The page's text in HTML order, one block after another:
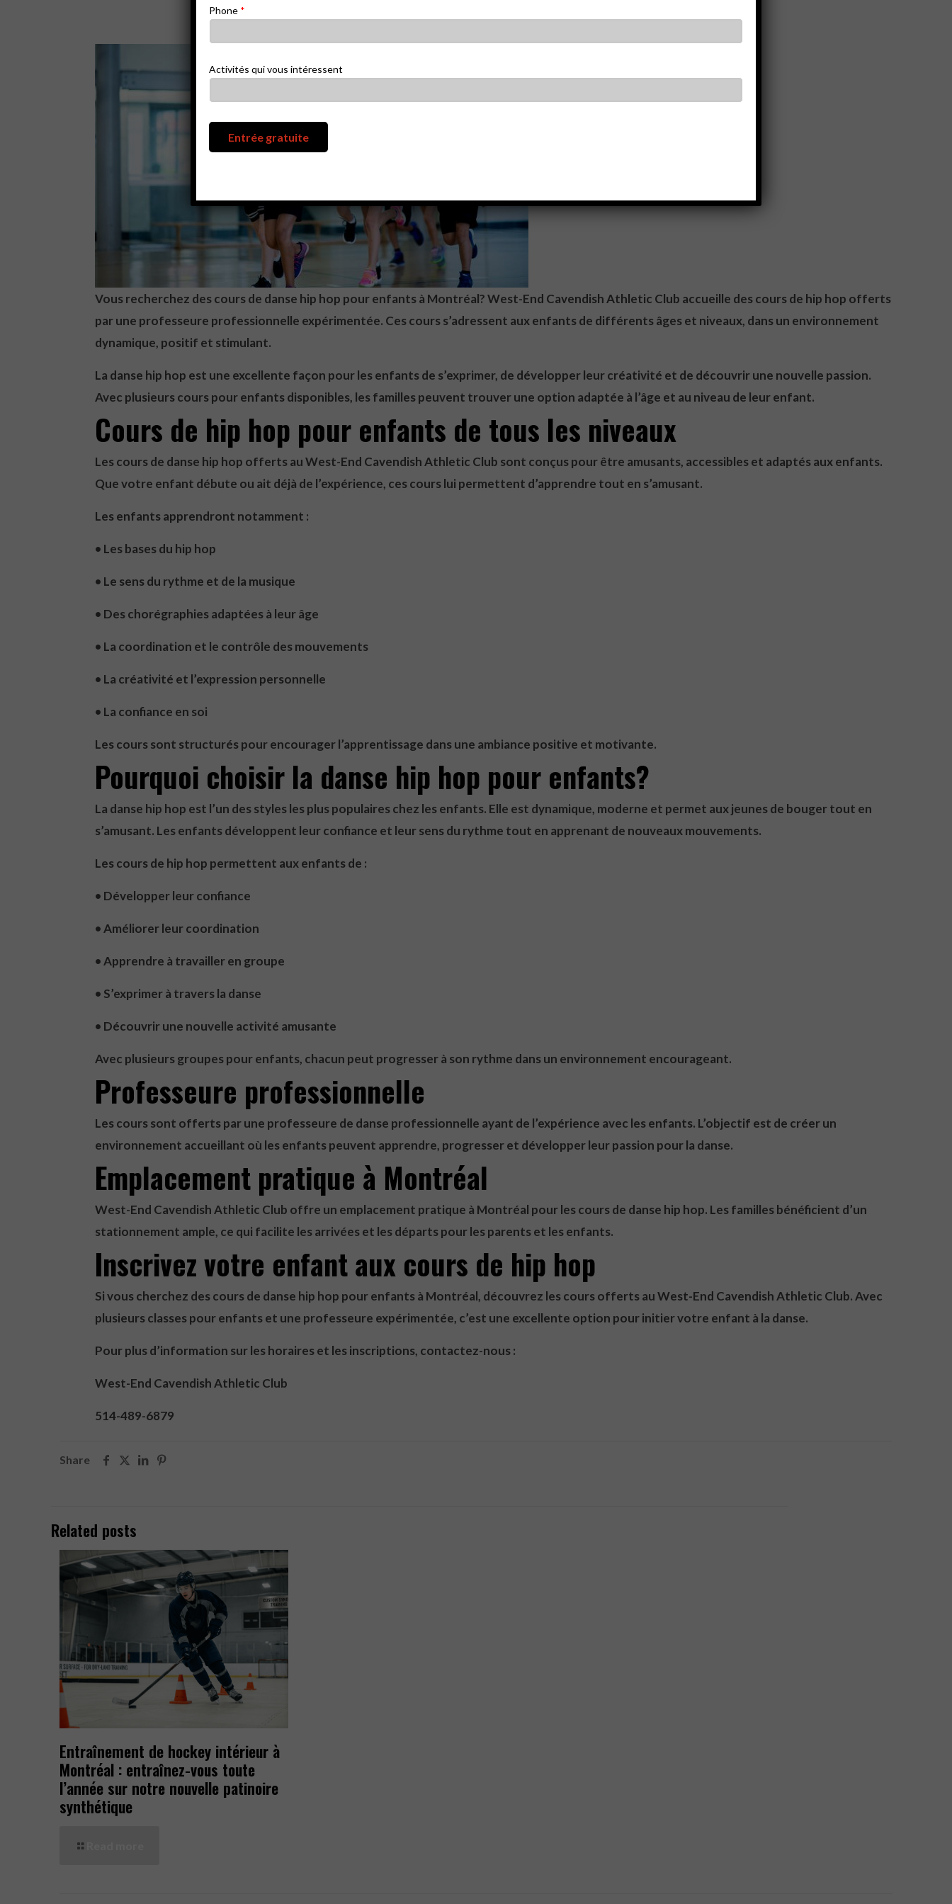
Vous recherchez des cours de danse hip hop pour enfants à Montréal? West-End Cavendish Athletic Club accueille des cours de hip hop offerts
par une professeure professionnelle expérimentée. Ces cours s’adressent aux enfants de différents âges et niveaux, dans un environnement
dynamique, positif et stimulant.
La danse hip hop est une excellente façon pour les enfants de s’exprimer, de développer leur créativité et de découvrir une nouvelle passion.
Avec plusieurs cours pour enfants disponibles, les familles peuvent trouver une option adaptée à l’âge et au niveau de leur enfant.
Cours de hip hop pour enfants de tous les niveaux
Les cours de danse hip hop offerts au West-End Cavendish Athletic Club sont conçus pour être amusants, accessibles et adaptés aux enfants.
Que votre enfant débute ou ait déjà de l’expérience, ces cours lui permettent d’apprendre tout en s’amusant.
Les enfants apprendront notamment :
• Les bases du hip hop
• Le sens du rythme et de la musique
• Des chorégraphies adaptées à leur âge
• La coordination et le contrôle des mouvements
• La créativité et l’expression personnelle
• La confiance en soi
Les cours sont structurés pour encourager l’apprentissage dans une ambiance positive et motivante.
Pourquoi choisir la danse hip hop pour enfants?
La danse hip hop est l’un des styles les plus populaires chez les enfants. Elle est dynamique, moderne et permet aux jeunes de bouger tout en
s’amusant. Les enfants développent leur confiance et leur sens du rythme tout en apprenant de nouveaux mouvements.
Les cours de hip hop permettent aux enfants de :
• Développer leur confiance
• Améliorer leur coordination
• Apprendre à travailler en groupe
• S’exprimer à travers la danse
• Découvrir une nouvelle activité amusante
Avec plusieurs groupes pour enfants, chacun peut progresser à son rythme dans un environnement encourageant.
Professeure professionnelle
Les cours sont offerts par une professeure de danse professionnelle ayant de l’expérience avec les enfants. L’objectif est de créer un
environnement accueillant où les enfants peuvent apprendre, progresser et développer leur passion pour la danse.
Emplacement pratique à Montréal
West-End Cavendish Athletic Club offre un emplacement pratique à Montréal pour les cours de danse hip hop. Les familles bénéficient d’un
stationnement ample, ce qui facilite les arrivées et les départs pour les parents et les enfants.
Inscrivez votre enfant aux cours de hip hop
Si vous cherchez des cours de danse hip hop pour enfants à Montréal, découvrez les cours offerts au West-End Cavendish Athletic Club. Avec
plusieurs classes pour enfants et une professeure expérimentée, c’est une excellente option pour initier votre enfant à la danse.
Pour plus d’information sur les horaires et les inscriptions, contactez-nous :
West-End Cavendish Athletic Club
514-489-6879
Share
Related posts
Entraînement de hockey intérieur à
Montréal : entraînez-vous toute
l’année sur notre nouvelle patinoire
synthétique
Phone *
Activités qui vous intéressent